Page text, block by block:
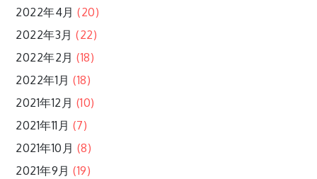
2022年4月 (20)
2022年3月 (22)
2022年2月 (18)
2022年1月 (18)
2021年12月 (10)
2021年11月 (7)
2021年10月 (8)
2021年9月 (19)